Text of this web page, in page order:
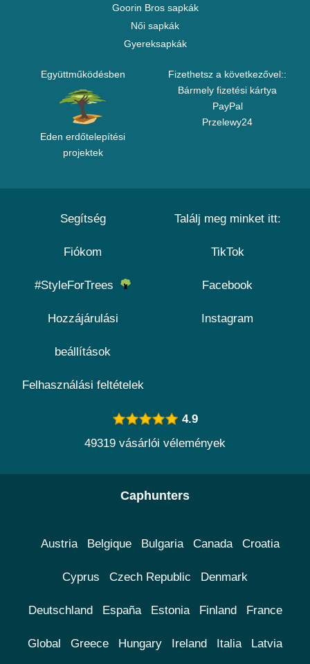
Goorin Bros sapkák
Női sapkák
Gyereksapkák
Együttműködésben
Eden erdőtelepítési
projektek
Fizethetsz a következővel::
Bármely fizetési kártya
PayPal
Przelewy24
Segítség
Fiókom
#StyleForTrees
Hozzájárulási
beállítások
Felhasználási feltételek
Találj meg minket itt:
TikTok
Facebook
Instagram
4.9
49319 vásárlói vélemények
Caphunters
Austria Belgique Bulgaria Canada Croatia
Cyprus Czech Republic Denmark
Deutschland España Estonia Finland France
Global Greece Hungary Ireland Italia Latvia